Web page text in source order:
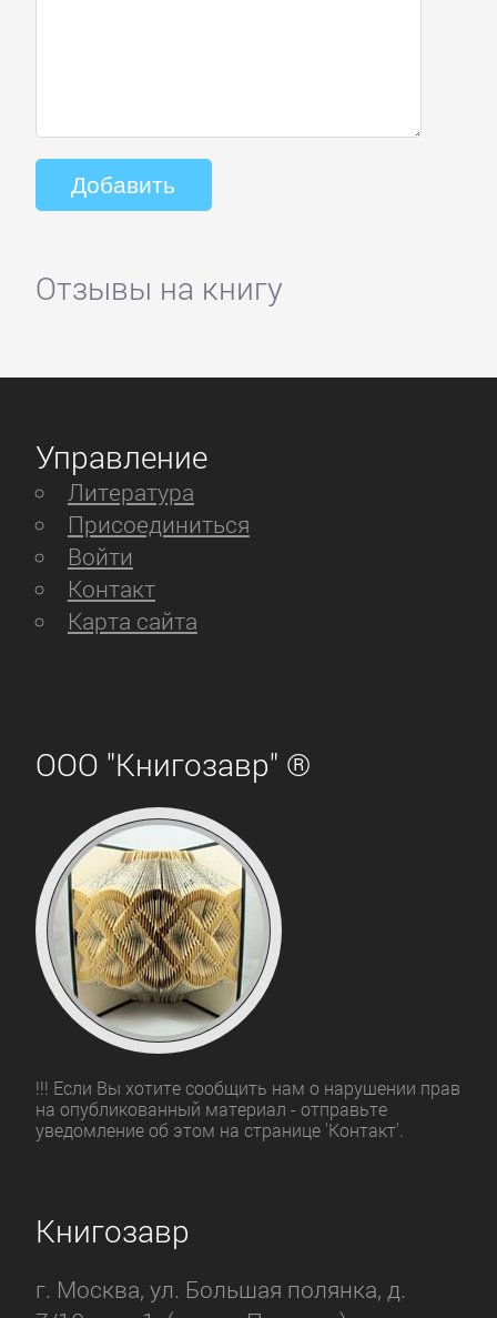
Отзывы на книгу
Управление
Литература
Присоединиться
Войти
Контакт
Карта сайта
ООО "Книгозавр" ®
!!! Если Вы хотите сообщить нам о нарушении прав
на опубликованный материал - отправьте
уведомление об этом на странице 'Контакт'.
Книгозавр
г. Москва, ул. Большая полянка, д.